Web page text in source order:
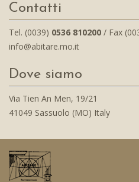
Contatti
Tel. (0039) 0536 810200 / Fax
info@abitare.mo.it
Dove siamo
Via Tien An Men, 19/21
41049 Sassuolo (MO) Italy